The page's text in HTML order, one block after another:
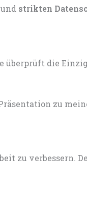
und strikten
überprüft die
zu
zu verbessern.